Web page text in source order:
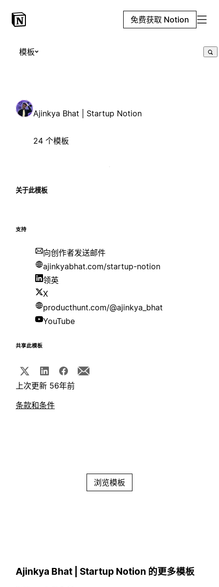
免费获取 Notion
模板
Ajinkya Bhat | Startup Notion
24 个模板
关于此模板
支持
向创作者发送邮件
ajinkyabhat.com/startup-notion
领英
X
producthunt.com/@ajinkya_bhat
YouTube
共享此模板
上次更新 56年前
条款和条件
浏览模板
Ajinkya Bhat | Startup Notion 的更多模板